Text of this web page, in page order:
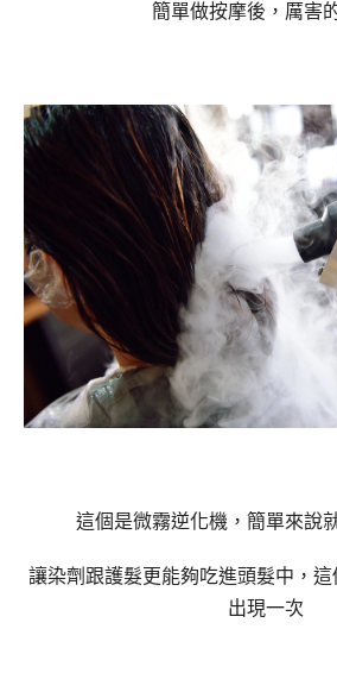
簡單做按摩後，厲害
這個是微霧逆化機，簡單來說
讓染劑跟護髮更能夠吃進頭髮中，
出現一次